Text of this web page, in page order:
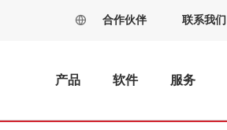
合作伙伴 联系我们
产品 软件 服务